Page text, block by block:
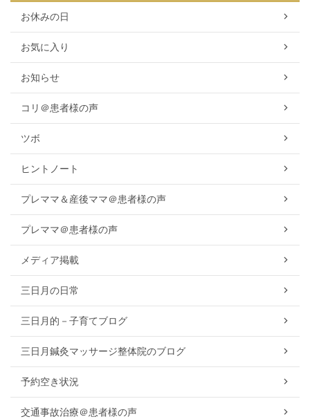
お休みの日
お気に入り
お知らせ
コリ＠患者様の声
ツボ
ヒントノート
プレママ＆産後ママ＠患者様の声
プレママ＠患者様の声
メディア掲載
三日月の日常
三日月的－子育てブログ
三日月鍼灸マッサージ整体院のブログ
予約空き状況
交通事故治療＠患者様の声